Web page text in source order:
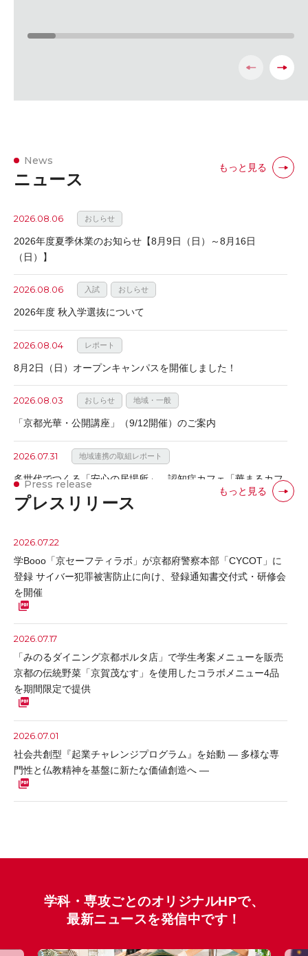
News
ニュース
もっと見る
2026.08.06 おしらせ
2026年度夏季休業のお知らせ【8月9日（日）～8月16日
（日）】
2026.08.06 入試 おしらせ
2026年度 秋入学選抜について
2026.08.04 レポート
8月2日（日）オープンキャンパスを開催しました！
2026.08.03 おしらせ 地域・一般
「京都光華・公開講座」（9/12開催）のご案内
2026.07.31 地域連携の取組レポート
多世代でつくる「安心の居場所」 認知症カフェ「華まるカフ
ェ」を開催しました。
2026.07.27 レポート
教員と学生が地域と連携して取り組む プロジェクト紹介ページ
「種まく人たち」vol.4を公開しました
2026.07.25 レポート
7月19日（日）夏のオープンキャンパスを開催しました！
2026.07.22
京都府立北稜高等学校にて本学教員が出張講義を行いました
2026.07.17 レポート ライフデザイン学科
「また、行きたい」沖縄観光を学生が提案 ― ライフデザイ
ン・コンピテンシーⅢで企業課題に挑戦 ―
本学ホームページの閲覧障害について（復旧のお知らせ）
「みのるダイニング京都ポルタ店」で学生考案メニューを販
Press release
プレスリリース
もっと見る
2026.07.22
学Booo「京セーフティラボ」が京都府警察本部「CYCOT」に
登録 サイバー犯罪被害防止に向け、登録通知書交付式・研修会
を開催
2026.07.17
「みのるダイニング京都ポルタ店」で学生考案メニューを販売
京都の伝統野菜「京賀茂なす」を使用したコラボメニュー4品
を期間限定で提供
2026.07.01
社会共創型『起業チャレンジプログラム』を始動 ― 多様な専
門性と仏教精神を基盤に新たな価値創造へ ―
2026.06.12
母子の健康を支える食育イベント「第13回 葉酸たまご甲子園」
学科・専攻ごとのオリジナルHPで、
最新ニュースを発信中です！